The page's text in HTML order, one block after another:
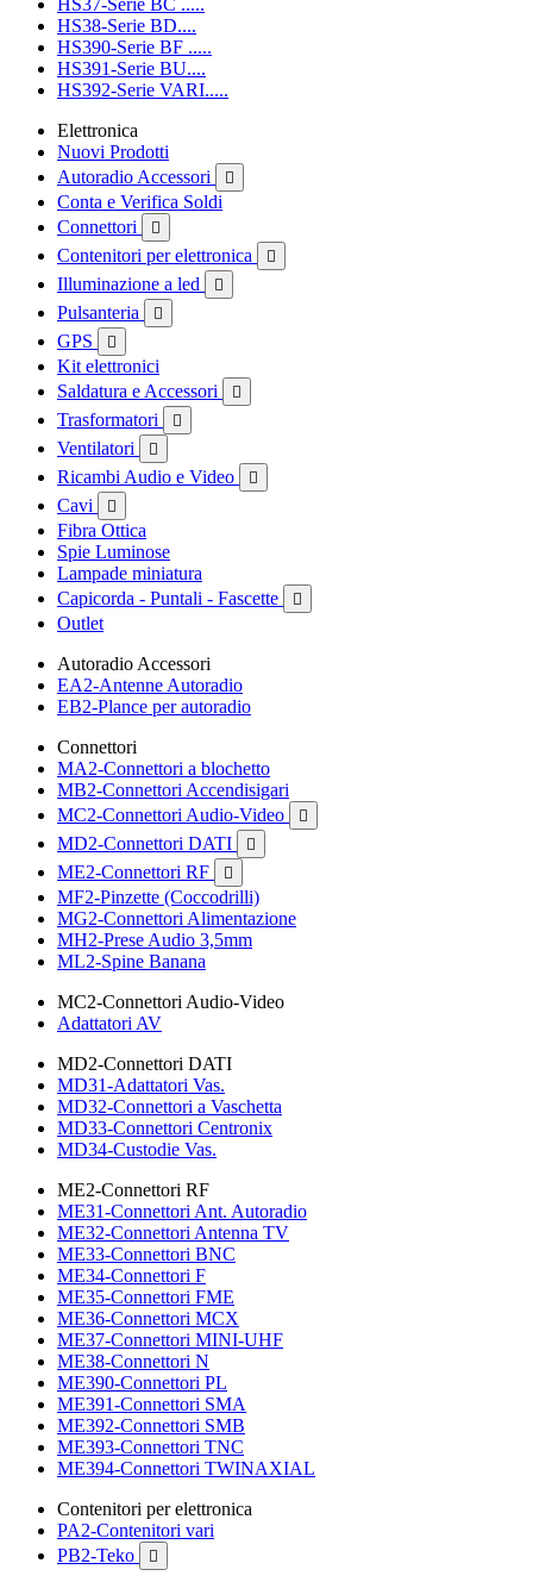
HS37-Serie BC .....
HS38-Serie BD....
HS390-Serie BF .....
HS391-Serie BU....
HS392-Serie VARI.....
Elettronica
Nuovi Prodotti
Autoradio Accessori

Conta e Verifica Soldi
Connettori

Contenitori per elettronica 
Illuminazione a led 
Pulsanteria 
GPS 
Kit elettronici
Saldatura e Accessori

Trasformatori 
Ventilatori 
Ricambi Audio e Video 
Cavi 
Fibra Ottica
Spie Luminose
Lampade miniatura
Capicorda - Puntali - Fascette

Outlet
Autoradio Accessori
EA2-Antenne Autoradio
EB2-Plance per autoradio
Connettori
MA2-Connettori a blochetto
MB2-Connettori Accendisigari
MC2-Connettori Audio-Video

MD2-Connettori DATI 
ME2-Connettori RF 
MF2-Pinzette (Coccodrilli)
MG2-Connettori Alimentazione
MH2-Prese Audio 3,5mm
ML2-Spine Banana
MC2-Connettori Audio-Video
Adattatori AV
MD2-Connettori DATI
MD31-Adattatori Vas.
MD32-Connettori a Vaschetta
MD33-Connettori Centronix
MD34-Custodie Vas.
ME2-Connettori RF
ME31-Connettori Ant. Autoradio
ME32-Connettori Antenna TV
ME33-Connettori BNC
ME34-Connettori F
ME35-Connettori FME
ME36-Connettori MCX
ME37-Connettori MINI-UHF
ME38-Connettori N
ME390-Connettori PL
ME391-Connettori SMA
ME392-Connettori SMB
ME393-Connettori TNC
ME394-Connettori TWINAXIAL
Contenitori per elettronica
PA2-Contenitori vari
PB2-Teko
